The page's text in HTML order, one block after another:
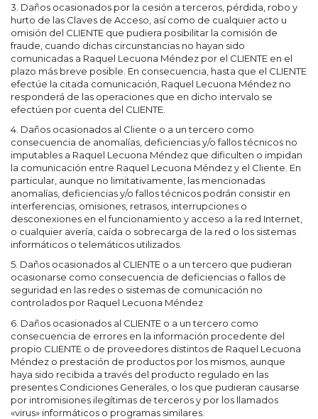
3. Daños ocasionados por la cesión a terceros, pérdida, robo y
hurto de las Claves de Acceso, así como de cualquier acto u
omisión del CLIENTE que pudiera posibilitar la comisión de
fraude, cuando dichas circunstancias no hayan sido
comunicadas a Raquel Lecuona Méndez por el CLIENTE en el
plazo más breve posible. En consecuencia, hasta que el CLIENTE
efectúe la citada comunicación, Raquel Lecuona Méndez no
responderá de las operaciones que en dicho intervalo se
efectúen por cuenta del CLIENTE.
4. Daños ocasionados al Cliente o a un tercero como
consecuencia de anomalías, deficiencias y/o fallos técnicos no
imputables a Raquel Lecuona Méndez que dificulten o impidan
la comunicación entre Raquel Lecuona Méndez y el Cliente. En
particular, aunque no limitativamente, las mencionadas
anomalías, deficiencias y/o fallos técnicos podrán consistir en
interferencias, omisiones, retrasos, interrupciones o
desconexiones en el funcionamiento y acceso a la red Internet,
o cualquier avería, caída o sobrecarga de la red o los sistemas
informáticos o telemáticos utilizados.
5. Daños ocasionados al CLIENTE o a un tercero que pudieran
ocasionarse como consecuencia de deficiencias o fallos de
seguridad en las redes o sistemas de comunicación no
controlados por Raquel Lecuona Méndez
6. Daños ocasionados al CLIENTE o a un tercero como
consecuencia de errores en la información procedente del
propio CLIENTE o de proveedores distintos de Raquel Lecuona
Méndez o prestación de productos por los mismos, aunque
haya sido recibida a través del producto regulado en las
presentes Condiciones Generales, o los que pudieran causarse
por intromisiones ilegítimas de terceros y por los llamados
«virus» informáticos o programas similares.